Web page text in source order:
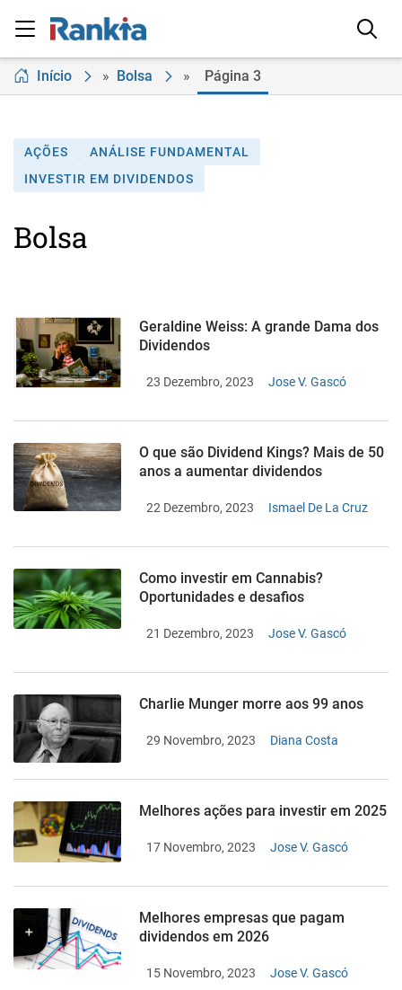
Início » Bolsa » Página 3
AÇÕES
ANÁLISE FUNDAMENTAL
INVESTIR EM DIVIDENDOS
Bolsa
Geraldine Weiss: A grande Dama dos
Dividendos
23 Dezembro, 2023 Jose V. Gascó
O que são Dividend Kings? Mais de 50
anos a aumentar dividendos
22 Dezembro, 2023 Ismael De La Cruz
Como investir em Cannabis?
Oportunidades e desafios
21 Dezembro, 2023 Jose V. Gascó
Charlie Munger morre aos 99 anos
29 Novembro, 2023 Diana Costa
Melhores ações para investir em 2025
17 Novembro, 2023 Jose V. Gascó
Melhores empresas que pagam
dividendos em 2026
15 Novembro, 2023 Jose V. Gascó